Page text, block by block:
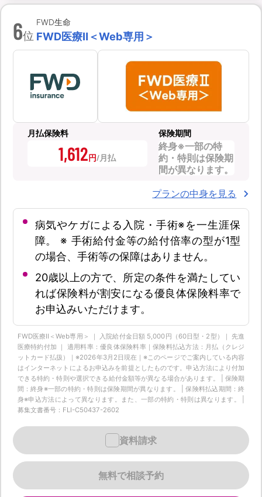
6位
FWD生命
FWD医療Ⅱ＜Web専用＞
月払保険料
1,612 円
保険期間
終身※一部の特
約・特則は保険期
間が異なります。
プランの中身を見る
病気やケガによる入院・手術※を一生涯保
障。 ※ 手術給付金等の給付倍率の型が1型
の場合、手術等の保障はありません。
20歳以上の方で、所定の条件を満たしてい
れば保険料が割安になる優良体保険料率で
お申込みいただけます。
FWD医療Ⅱ＜Web専用＞ ｜ 入院給付金日額 5,000円（60日型・2型）｜ 先進
医療特約付加 ｜ 適用料率：優良体保険料率｜保険料払込方法：月払（クレジ
ットカード払扱）｜※2026年3月2日現在｜※このページでご案内している内容
はインターネットによるお申込みを前提としたものです。申込方法により付加
できる特約・特則や選択できる給付金額等が異なる場合があります。 | 保険期
間：終身※一部の特約・特則は保険期間が異なります。 | 保険料払込期間：終
身※申込方法によって異なります。また、一部の特約・特則は異なります。 |
募集文書番号：FLI-C50437-2602
無料で相談予約
資料請求